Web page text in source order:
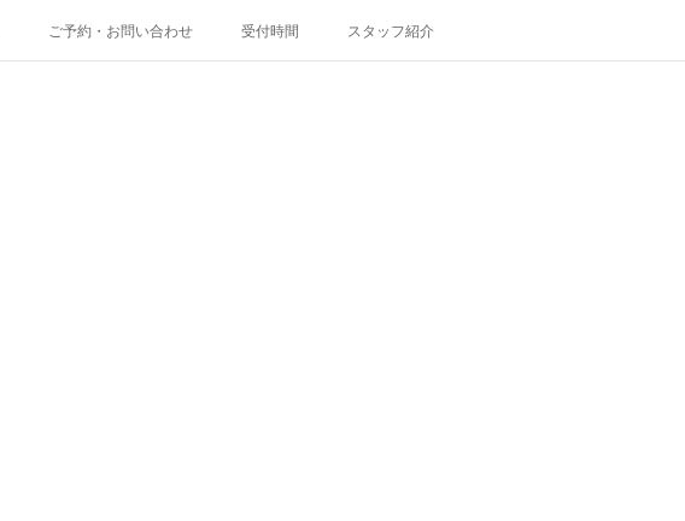
ご予約・お問い合わせ 受付時間 スタッフ紹介